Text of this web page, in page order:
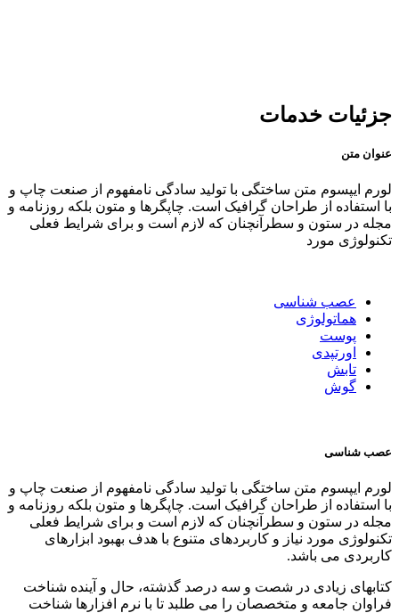
جزئیات خدمات
عنوان متن
لورم ایپسوم متن ساختگی با تولید سادگی نامفهوم از صنعت چاپ و
با استفاده از طراحان گرافیک است. چاپگرها و متون بلکه روزنامه و
مجله در ستون و سطرآنچنان که لازم است و برای شرایط فعلی
تکنولوژی مورد
عصب شناسی
هماتولوژی
پوست
اورتپدی
تابش
گوش
عصب شناسی
لورم ایپسوم متن ساختگی با تولید سادگی نامفهوم از صنعت چاپ و
با استفاده از طراحان گرافیک است. چاپگرها و متون بلکه روزنامه و
مجله در ستون و سطرآنچنان که لازم است و برای شرایط فعلی
تکنولوژی مورد نیاز و کاربردهای متنوع با هدف بهبود ابزارهای
کاربردی می باشد.
کتابهای زیادی در شصت و سه درصد گذشته، حال و آینده شناخت
فراوان جامعه و متخصصان را می طلبد تا با نرم افزارها شناخت